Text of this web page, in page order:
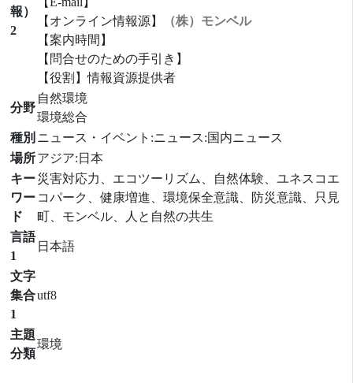
報）
2
【オンライン情報源】
（株）モンベル
【案内時間】
【問合せのための手引き】
【役割】情報資源提供者
分野
自然環境
環境総合
種別 ニュース・イベント:ニュース:国内ニュース
場所アジア:日本
キー
ワー
ド
災害対応力、エコツーリズム、自然体験、ユネスコエ
コパーク、健康増進、環境保全意識、防災意識、只見
町、モンベル、人と自然の共生
言語
1
日本語
文字
集合
1
utf8
主題
分類
環境